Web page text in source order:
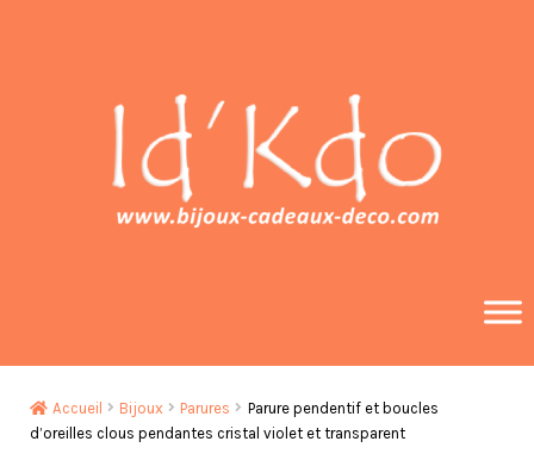
Accueil Bijoux Parures
Parure pendentif et boucles
d’oreilles clous pendantes cristal violet et transparent